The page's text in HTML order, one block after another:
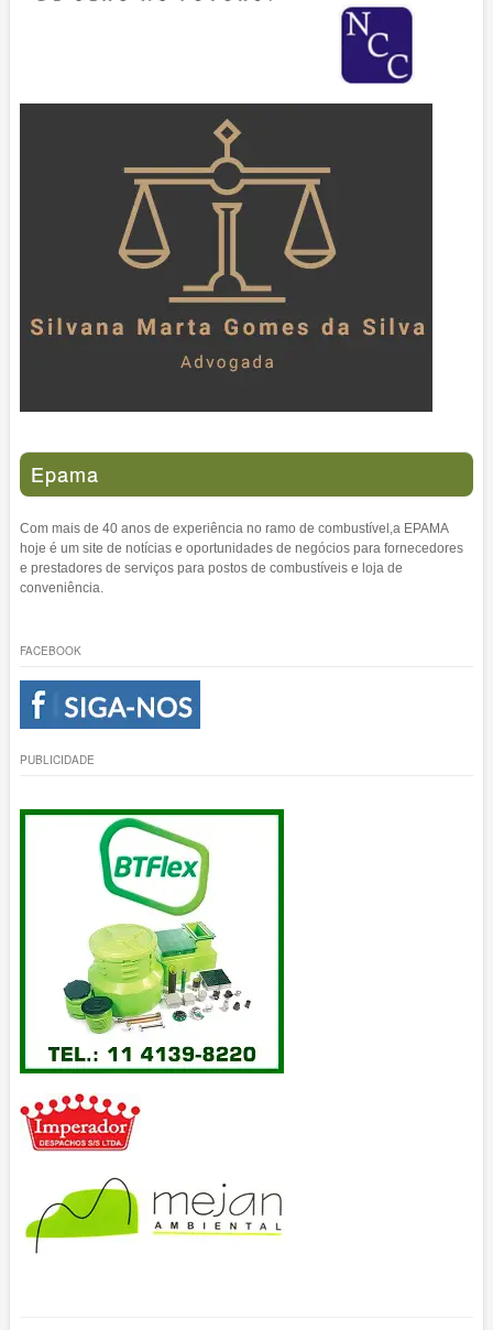
Epama
Com mais de 40 anos de experiência no ramo de combustível,a EPAMA
hoje é um site de notícias e oportunidades de negócios para fornecedores
e prestadores de serviços para postos de combustíveis e loja de
conveniência.
FACEBOOK
PUBLICIDADE